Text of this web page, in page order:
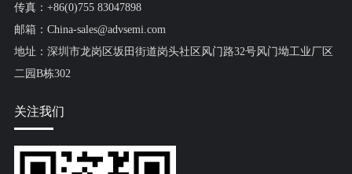
传真：+86(0)755 83047898
邮箱：China-sales@advsemi.com
地址：深圳市龙岗区坂田街道岗头社区风门路32号风门坳工业厂区
二园B栋302
关注我们